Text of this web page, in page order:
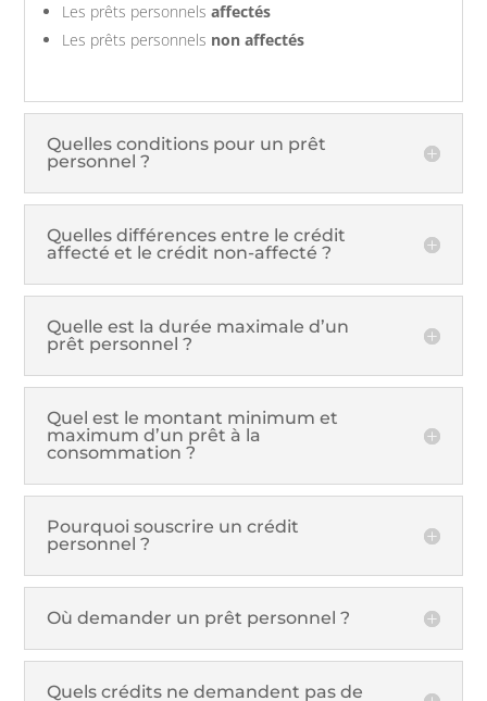
Les prêts personnelsaffectés
Les prêts personnels non affectés
Quelles conditions pour un prêt
personnel ?
Quelles différences entre le crédit
affecté et le crédit non-affecté ?
Quelle est la durée maximale d’un
prêt personnel ?
Quel est le montant minimum et
maximum d’un prêt à la
consommation ?
Pourquoi souscrire un crédit
personnel ?
Où demander un prêt personnel ?
Quels crédits ne demandent pas de